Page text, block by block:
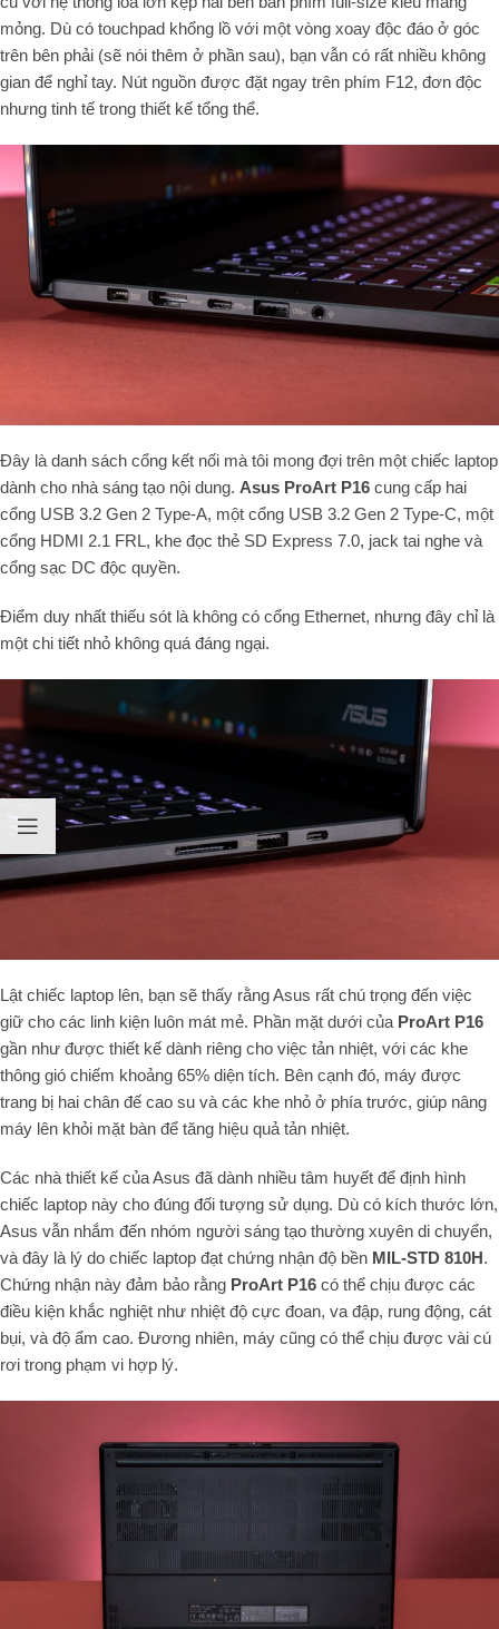
mỏng. Dù có touchpad khổng lồ với một vòng xoay độc đáo ở góc
trên bên phải (sẽ nói thêm ở phần sau), bạn vẫn có rất nhiều không
gian để nghỉ tay. Nút nguồn được đặt ngay trên phím F12, đơn độc
nhưng tinh tế trong thiết kế tổng thể.
Đây là danh sách cổng kết nối mà tôi mong đợi trên một chiếc laptop
dành cho nhà sáng tạo nội dung. Asus ProArt P16 cung cấp hai
cổng USB 3.2 Gen 2 Type-A, một cổng USB 3.2 Gen 2 Type-C, một
cổng HDMI 2.1 FRL, khe đọc thẻ SD Express 7.0, jack tai nghe và
cổng sạc DC độc quyền.
Điểm duy nhất thiếu sót là không có cổng Ethernet, nhưng đây chỉ là
một chi tiết nhỏ không quá đáng ngại.
Lật chiếc laptop lên, bạn sẽ thấy rằng Asus rất chú trọng đến việc
giữ cho các linh kiện luôn mát mẻ. Phần mặt dưới của ProArt P16
gần như được thiết kế dành riêng cho việc tản nhiệt, với các khe
thông gió chiếm khoảng 65% diện tích. Bên cạnh đó, máy được
trang bị hai chân đế cao su và các khe nhỏ ở phía trước, giúp nâng
máy lên khỏi mặt bàn để tăng hiệu quả tản nhiệt.
Các nhà thiết kế của Asus đã dành nhiều tâm huyết để định hình
chiếc laptop này cho đúng đối tượng sử dụng. Dù có kích thước lớn,
Asus vẫn nhắm đến nhóm người sáng tạo thường xuyên di chuyển,
và đây là lý do chiếc laptop đạt chứng nhận độ bền MIL-STD 810H.
Chứng nhận này đảm bảo rằng ProArt P16 có thể chịu được các
điều kiện khắc nghiệt như nhiệt độ cực đoan, va đập, rung động, cát
bụi, và độ ẩm cao. Đương nhiên, máy cũng có thể chịu được vài cú
rơi trong phạm vi hợp lý.